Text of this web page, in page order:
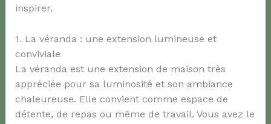
inspirer.
1. La véranda : une extension lumineuse et
conviviale
La véranda est une extension de maison très
appréciée pour sa luminosité et son ambiance
chaleureuse. Elle convient comme espace de
détente, de repas ou même de travail. Vous avez le